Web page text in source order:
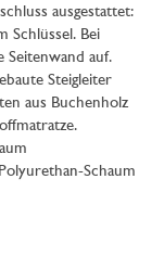
ausgestattet:
Schlüssel. Bei
Seitenwand auf.
Steigleiter
aus Buchenholz
Schaum